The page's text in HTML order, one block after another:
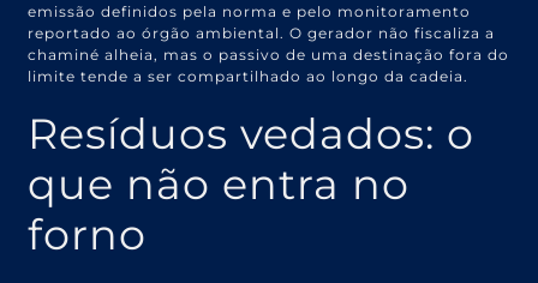
emissão definidos pela norma e pelo monitoramento
reportado ao órgão ambiental. O gerador não fiscaliza a
chaminé alheia, mas o passivo de uma destinação fora do
limite tende a ser compartilhado ao longo da cadeia.
Resíduos vedados: o
que não entra no
forno